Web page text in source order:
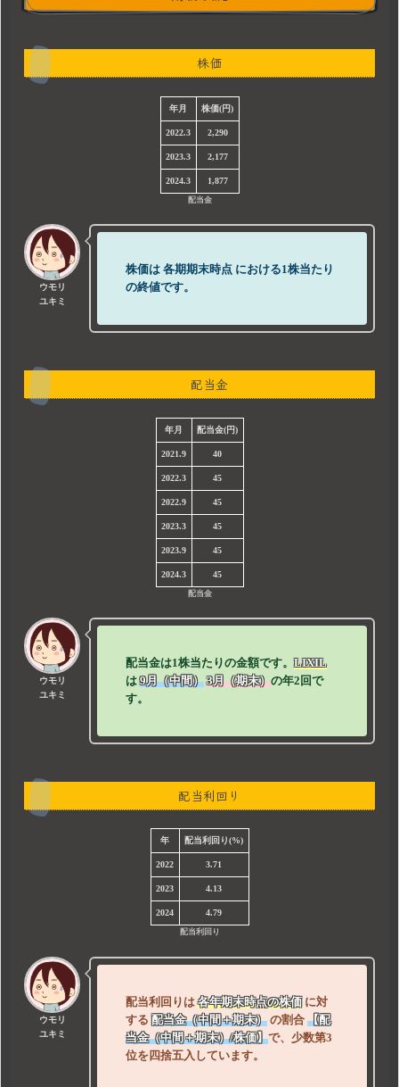
株価
年月 株価(円)
2022.3 2,290
2023.3 2,177
2024.3 1,877
配当金
ウモリ
ユキミ
株価は各期期末時点 における1株当たり
の終値です。
配当金
年月 配当金(円)
2021.9 40
2022.3 45
2022.9 45
2023.3 45
2023.9 45
2024.3 45
配当金
ウモリ
ユキミ
配当金は1株当たりの金額です。LIXIL
は9月（中間） 3月（期末）の年2回で
す。
配当利回り
年 配当利回り(%)
2022 3.71
2023 4.13
2024 4.79
配当利回り
ウモリ
ユキミ
配当利回りは各年期末時点の株価に対
する配当金（中間＋期末） の割合【配
当金（中間＋期末）/株価】で、少数第3
位を四捨五入しています。